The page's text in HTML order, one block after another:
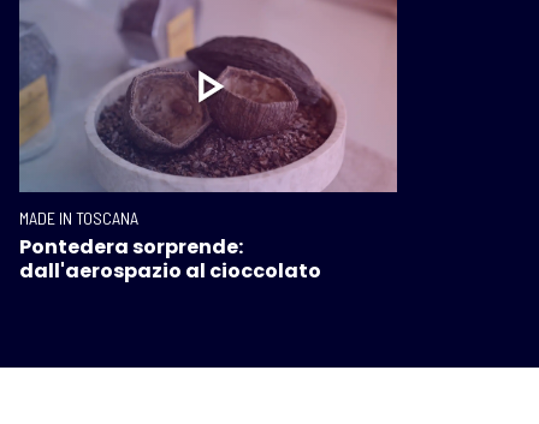
MADE IN TOSCANA
Pontedera sorprende:
dall'aerospazio al cioccolato